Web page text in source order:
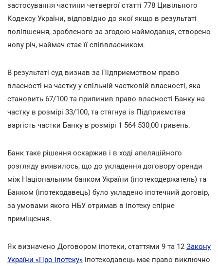
застосування частини четвертої статті 778 Цивільного
Кодексу України, відповідно до якої якщо в результаті
поліпшення, зробленого за згодою наймодавця, створено
нову річ, наймач стає її співвласником.
В результаті суд визнав за Підприємством право
власності на частку у спільній частковій власності, яка
становить 67/100 та припинив право власності Банку на
частку в розмірі 33/100, та стягнув із Підприємства
вартість частки Банку в розмірі 1 564 530,00 гривень.
Банк таке рішення оскаржив і в ході апеляційного
розгляду виявилось, що до укладення договору оренди
між Національним банком України (іпотекодержатель) та
Банком (іпотекодавець) було укладено іпотечний договір,
за умовами якого НБУ отримав в іпотеку спірне
приміщення.
Як визначено Договором іпотеки, статтями 9 та 12 Закону
України «Про іпотеку» іпотекодавець має право виключно